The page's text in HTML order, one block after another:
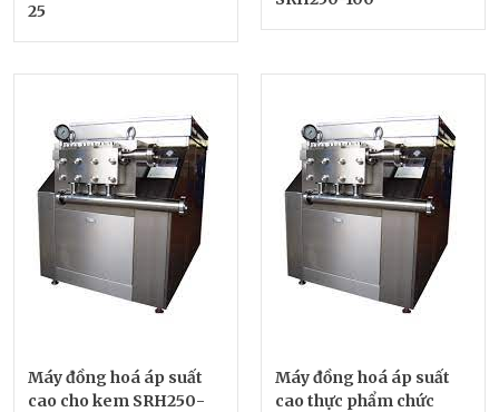
25
Máy đồng hoá áp suất
cao cho kem SRH250-
Máy đồng hoá áp suất
cao thực phẩm chức